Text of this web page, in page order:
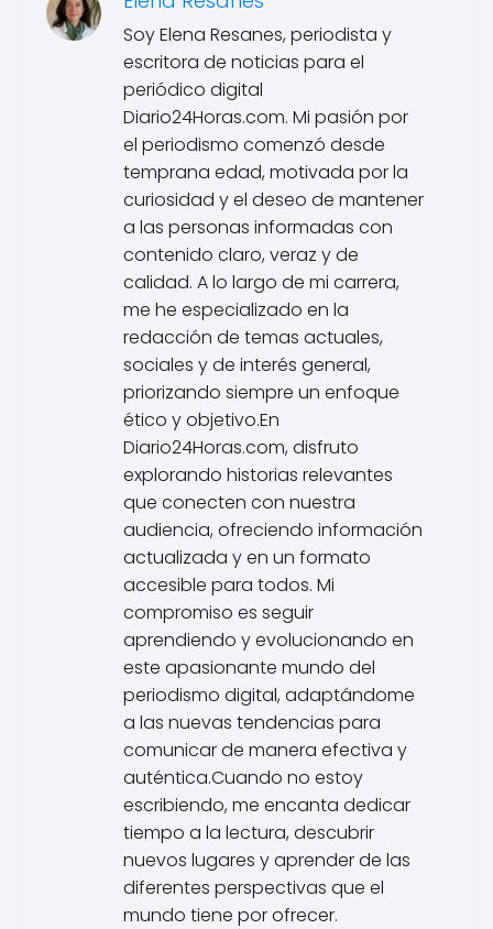
Soy Elena Resanes, periodista y
escritora de noticias para el
periódico digital
Diario24Horas.com. Mi pasión por
el periodismo comenzó desde
temprana edad, motivada por la
curiosidad y el deseo de mantener
a las personas informadas con
contenido claro, veraz y de
calidad. A lo largo de mi carrera,
me he especializado en la
redacción de temas actuales,
sociales y de interés general,
priorizando siempre un enfoque
ético y objetivo.En
Diario24Horas.com, disfruto
explorando historias relevantes
que conecten con nuestra
audiencia, ofreciendo información
actualizada y en un formato
accesible para todos. Mi
compromiso es seguir
aprendiendo y evolucionando en
este apasionante mundo del
periodismo digital, adaptándome
a las nuevas tendencias para
comunicar de manera efectiva y
auténtica.Cuando no estoy
escribiendo, me encanta dedicar
tiempo a la lectura, descubrir
nuevos lugares y aprender de las
diferentes perspectivas que el
mundo tiene por ofrecer.